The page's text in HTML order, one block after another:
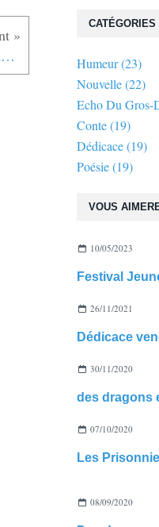
Quand il y a "moustique" et "moustique"!
VOUS
10/05/2023
26/11/2021
30/11/2020
des dragons
07/10/2020
08/09/2020
CATÉGORIES
Humeur(23)
Nouvelle(22)
Echo Du Gros-
Conte(19)
Dédicace(19)
Poésie(19)